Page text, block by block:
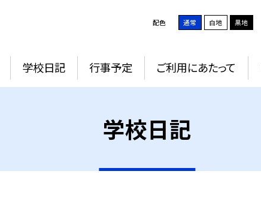
配色 通常 白地 黒地
学校日記 行事予定 ご利用にあたって
学校日記